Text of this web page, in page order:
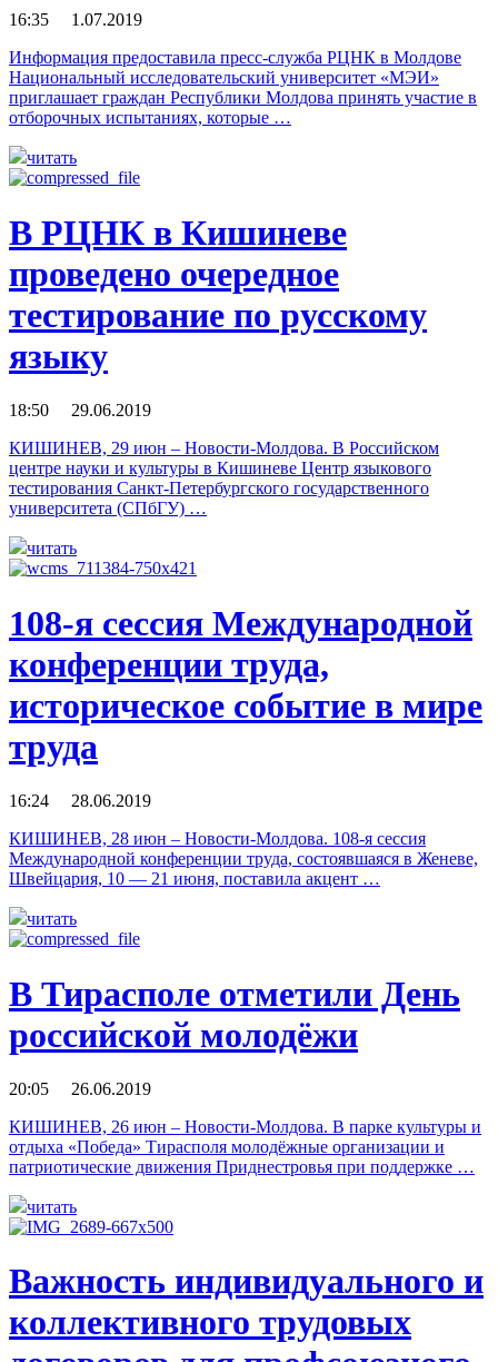
16:35 1.07.2019
Информация предоставила пресс-служба РЦНК в Молдове
Национальный исследовательский университет «МЭИ»
приглашает граждан Республики Молдова принять участие в
отборочных испытаниях, которые …
читать
В РЦНК в Кишиневе
проведено очередное
тестирование по русскому
языку
18:50 29.06.2019
КИШИНЕВ, 29 июн – Новости-Молдова. В Российском
центре науки и культуры в Кишиневе Центр языкового
тестирования Санкт-Петербургского государственного
университета (СПбГУ) …
читать
108-я сессия Международной
конференции труда,
историческое событие в мире
труда
16:24 28.06.2019
КИШИНЕВ, 28 июн – Новости-Молдова. 108-я сессия
Международной конференции труда, состоявшаяся в Женеве,
Швейцария, 10 — 21 июня, поставила акцент …
читать
В Тирасполе отметили День
российской молодёжи
20:05 26.06.2019
КИШИНЕВ, 26 июн – Новости-Молдова. В парке культуры и
отдыха «Победа» Тирасполя молодёжные организации и
патриотические движения Приднестровья при поддержке …
читать
Важность индивидуального и
коллективного трудовых